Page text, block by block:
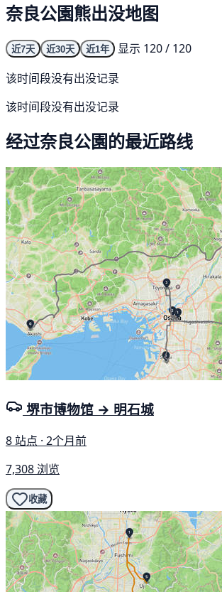
奈良公園熊出没地图
近7天 近30天 近1年
显示 120 / 120
该时间段没有出没记录
该时间段没有出没记录
经过奈良公園的最近路线
堺市博物馆 → 明石城
8 站点 · 2个月前
7,308 浏览
收藏